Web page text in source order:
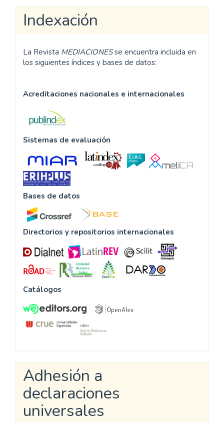
Indexación
La Revista MEDIACIONESse encuentra incluida en
los siguientes índices y bases de datos:
Acreditaciones nacionales e internacionales
Sistemas de evaluación
Bases de datos
Directorios y repositorios internacionales
Catálogos
Adhesión a
declaraciones
universales